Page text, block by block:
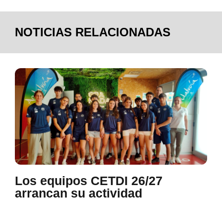
NOTICIAS RELACIONADAS
Los equipos CETDI 26/27
arrancan su actividad